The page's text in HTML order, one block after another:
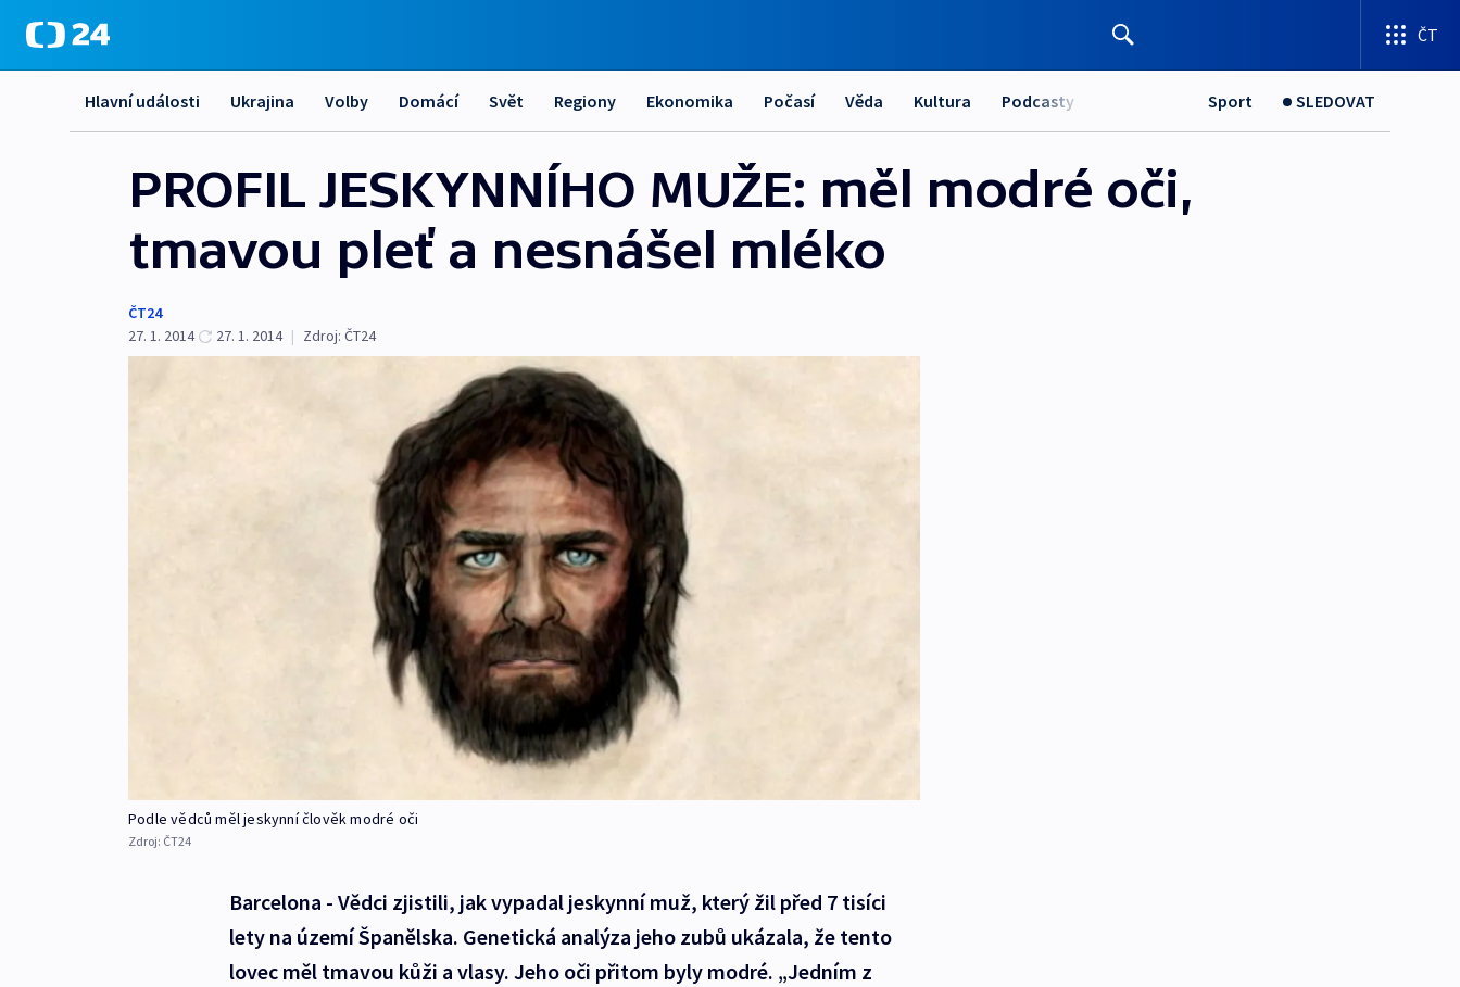
ČT
Hlavní události Ukrajina Volby Domácí Svět Regiony Ekonomika Počasí Věda Kultura Podcasty Sport SLEDOVAT
PROFIL JESKYNNÍHO MUŽE: měl modré oči,
tmavou pleť a nesnášel mléko
ČT24
27. 1. 2014
27. 1. 2014 | Zdroj: ČT24
Podle vědců měl jeskynní člověk modré oči
Zdroj: ČT24
Barcelona - Vědci zjistili, jak vypadal jeskynní muž, který žil před 7 tisíci
lety na území Španělska. Genetická analýza jeho zubů ukázala, že tento
lovec měl tmavou kůži a vlasy. Jeho oči přitom byly modré. „Jedním z